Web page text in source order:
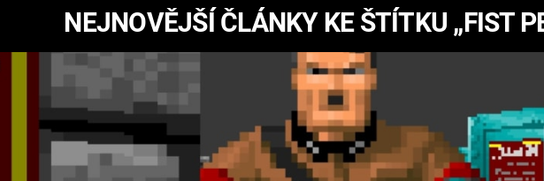
RYCHLE A
ZBĚSILE 10
PREDÁTOR
KINGDOM
COME:
DELIVERANCE
ESPORT
NORRIS
NEJNOVĚJŠÍ ČLÁNKY KE ŠTÍTKU „FIST